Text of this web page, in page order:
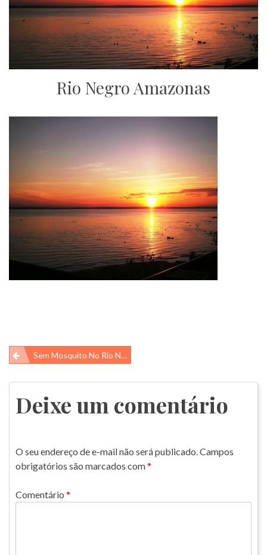
Rio Negro Amazonas
Navegação
de
Post
Sem Mosquito No Rio Negro
Deixe um comentário
O seu endereço de e-mail não será publicado.Campos
obrigatórios são marcados com*
Comentário *